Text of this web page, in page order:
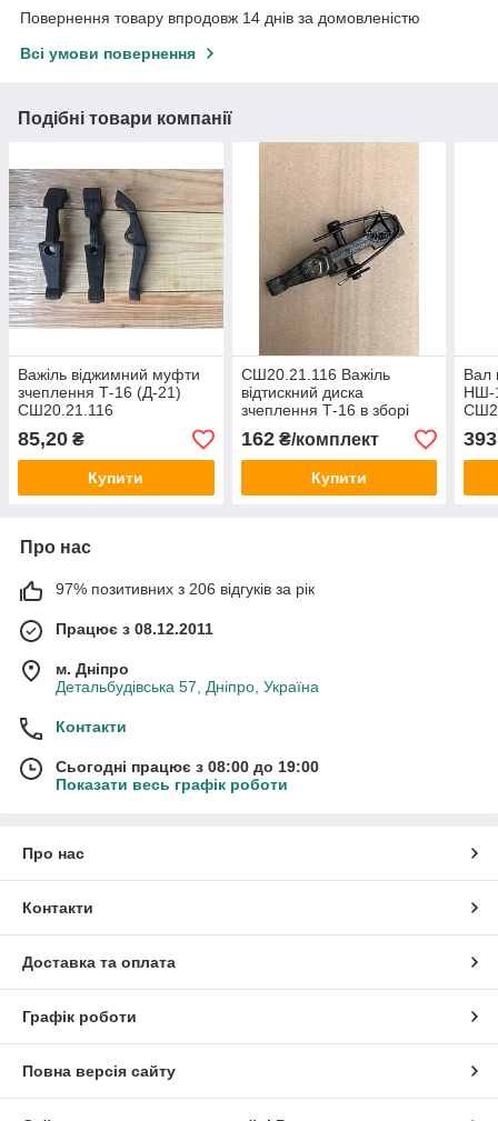
Повернення товару впродовж 14 днів за домовленістю
Всі умови повернення
Подібні товари компанії
Важіль віджимний муфти
зчеплення Т-16 (Д-21)
СШ20.21.116
85,20 ₴
Купити
СШ20.21.116 Важіль
відтискний диска
зчеплення Т-16 в зборі
162₴/комплект
Купити
Вал
НШ-
393
Про нас
97% позитивних з 206 відгуків за рік
Працює з 08.12.2011
м. Дніпро
Детальбудівська 57, Дніпро, Україна
Контакти
Сьогодні працює з 08:00 до 19:00
Показати весь графік роботи
Про нас
Контакти
Доставка та оплата
Графік роботи
Повна версія сайту